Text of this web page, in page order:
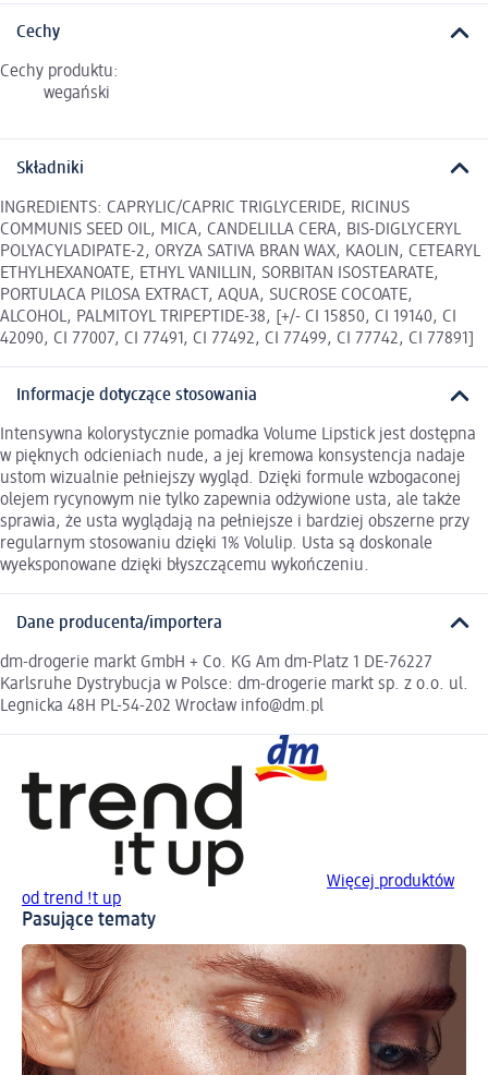
Cechy
Cechy produktu:
wegański
Składniki
INGREDIENTS: CAPRYLIC/CAPRIC TRIGLYCERIDE, RICINUS
COMMUNIS SEED OIL, MICA, CANDELILLA CERA, BIS-DIGLYCERYL
POLYACYLADIPATE-2, ORYZA SATIVA BRAN WAX, KAOLIN, CETEARYL
ETHYLHEXANOATE, ETHYL VANILLIN, SORBITAN ISOSTEARATE,
PORTULACA PILOSA EXTRACT, AQUA, SUCROSE COCOATE,
ALCOHOL, PALMITOYL TRIPEPTIDE-38, [+/- CI 15850, CI 19140, CI
42090, CI 77007, CI 77491, CI 77492, CI 77499, CI 77742, CI 77891]
Informacje dotyczące stosowania
Intensywna kolorystycznie pomadka Volume Lipstick jest dostępna
w pięknych odcieniach nude, a jej kremowa konsystencja nadaje
ustom wizualnie pełniejszy wygląd. Dzięki formule wzbogaconej
olejem rycynowym nie tylko zapewnia odżywione usta, ale także
sprawia, że usta wyglądają na pełniejsze i bardziej obszerne przy
regularnym stosowaniu dzięki 1% Volulip. Usta są doskonale
wyeksponowane dzięki błyszczącemu wykończeniu.
Dane producenta/importera
dm-drogerie markt GmbH + Co. KG Am dm-Platz 1 DE-76227
Karlsruhe Dystrybucja w Polsce: dm-drogerie markt sp. z o.o. ul.
Legnicka 48H PL-54-202 Wrocław info@dm.pl
Więcej produktów
od trend !t up
Pasujące tematy